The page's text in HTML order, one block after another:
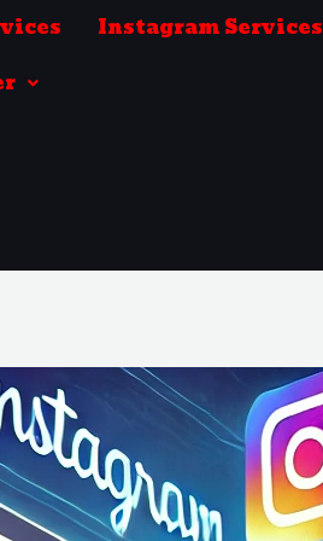
Instagram Services